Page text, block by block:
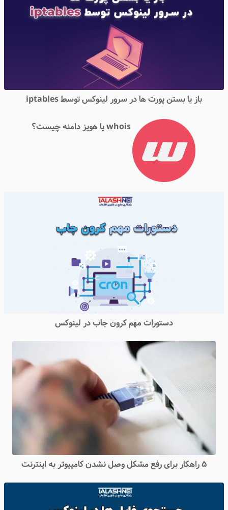
باز یا بستن پورت ها در سرور لینوکس توسط iptables
whois یا هویز دامنه چیست؟
دستورات مهم کرون جاب در لینوکس